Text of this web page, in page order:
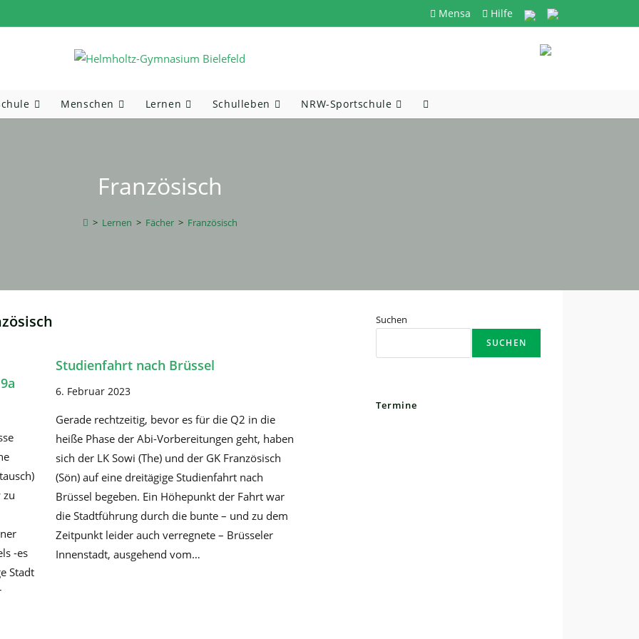
Mensa Hilfe
Menschen Lernen Schulleben NRW-Sportschule Website-
Französisch
> Lernen > Fächer > Französisch
zu
-es
Stadt
Studienfahrt nach Brüssel
6. Februar 2023
Gerade rechtzeitig, bevor es für die Q2 in die
heiße Phase der Abi-Vorbereitungen geht, haben
sich der LK Sowi (The) und der GK Französisch
(Sön) auf eine dreitägige Studienfahrt nach
Brüssel begeben. Ein Höhepunkt der Fahrt war
die Stadtführung durch die bunte – und zu dem
Zeitpunkt leider auch verregnete – Brüsseler
Innenstadt, ausgehend vom…
Suchen
SUCHEN
Termine